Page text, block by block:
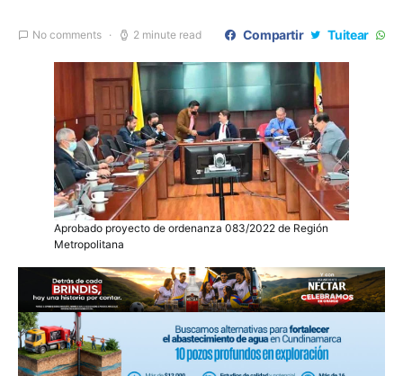
No comments 2 minute read Compartir Tuitear
Aprobado proyecto de ordenanza 083/2022 de Región
Metropolitana